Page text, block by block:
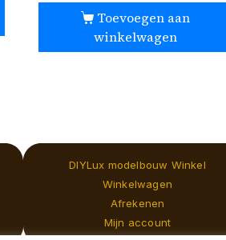
Toevoegen aan
winkelwagen
DIYLux modelbouw Winkel
Winkelwagen
Afrekenen
Mijn account